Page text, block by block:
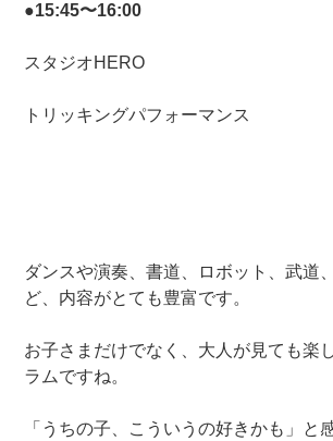
●15:45〜16:00
スタジオHERO
トリッキングパフォーマンス
ダンスや演奏、書道、ロボット、武道
ど、内容がとても豊富です。
お子さまだけでなく、大人が見ても楽
ラムですね。
「うちの子、こういうの好きかも」と